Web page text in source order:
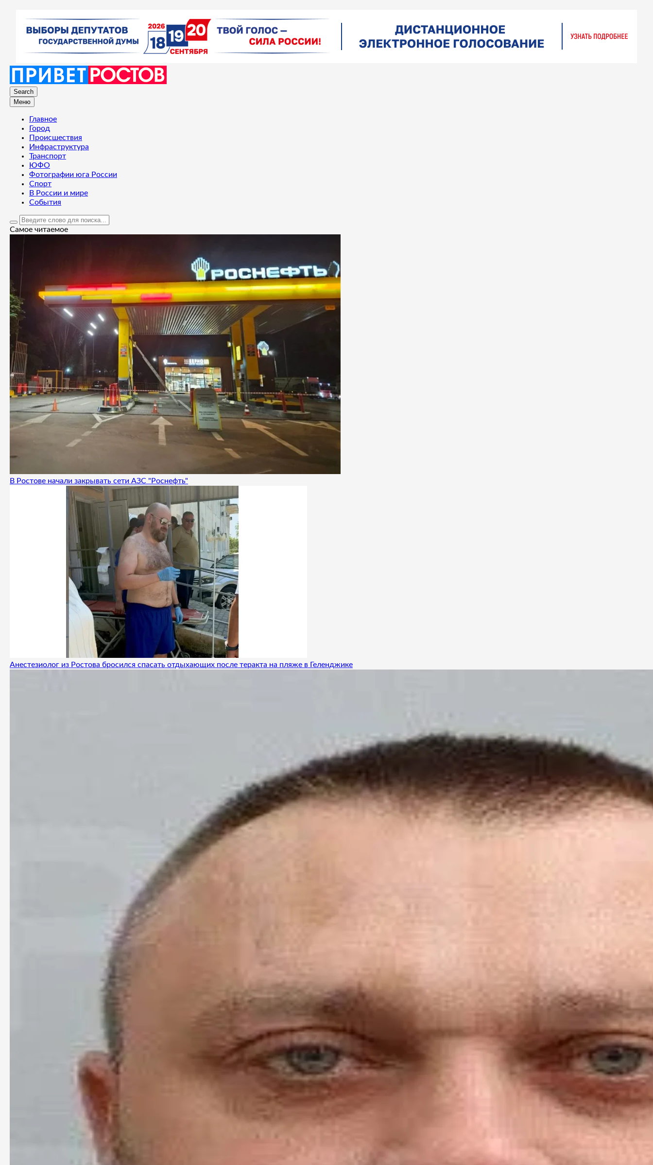
Search
Меню
Главное
Город
Происшествия
Инфраструктура
Транспорт
ЮФО
Фотографии юга России
Спорт
В России и мире
События
Самое читаемое
В Ростове начали закрывать сети АЗС "Роснефть"
Анестезиолог из Ростова бросился спасать отдыхающих после теракта на пляже в Геленджике